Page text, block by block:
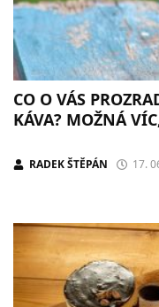
CO O VÁS
KÁVA? MOŽNÁ
RADEK ŠTĚPÁN 17.